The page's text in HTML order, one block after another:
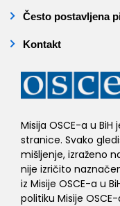
Često postavljena
Kontakt
Misija OSCE-a u
stranice. Svako
mišljenje, izraženo
nije izričito
iz Misije OSCE-a u
politiku Misije OSCE-